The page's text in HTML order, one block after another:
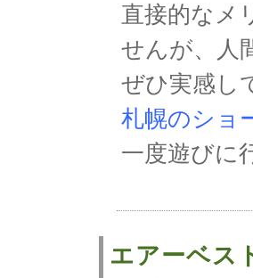
直接的なメ
せんが、人
ぜひ実感し
札幌のショ
一度遊びに
エアーベ